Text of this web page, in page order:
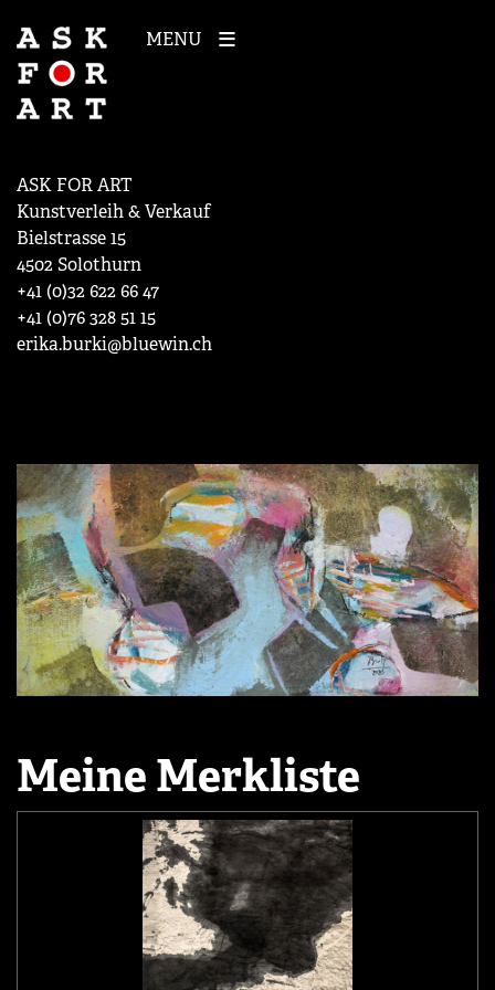
MENU
ASK FOR ART
Kunstverleih & Verkauf
Bielstrasse 15
4502 Solothurn
+41 (0)32 622 66 47
+41 (0)76 328 51 15
erika.burki@bluewin.ch
Meine Merkliste